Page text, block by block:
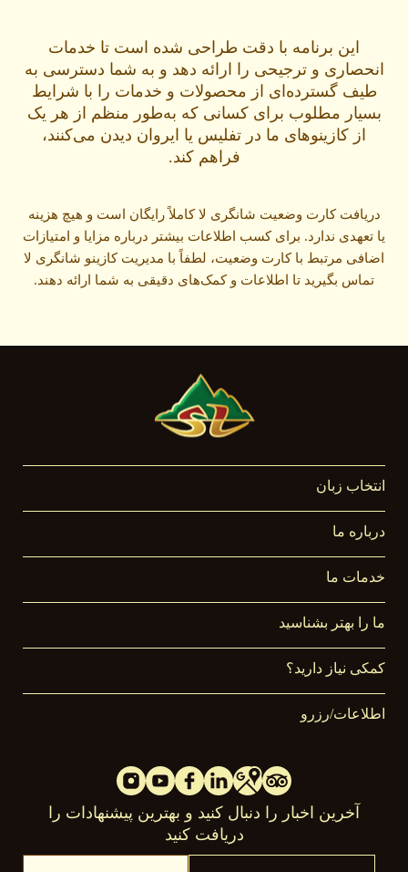
این برنامه با دقت طراحی شده است تا خدمات
انحصاری و ترجیحی را ارائه دهد و به شما دسترسی به
طیف گسترده‌ای از محصولات و خدمات را با شرایط
بسیار مطلوب برای کسانی که به‌طور منظم از هر یک
از کازینوهای ما در تفلیس یا ایروان دیدن می‌کنند،
فراهم کند.
دریافت کارت وضعیت شانگری لا کاملاً رایگان است و هیچ هزینه
یا تعهدی ندارد. برای کسب اطلاعات بیشتر درباره مزایا و امتیازات
اضافی مرتبط با کارت وضعیت، لطفاً با مدیریت کازینو شانگری لا
تماس بگیرید تا اطلاعات و کمک‌های دقیقی به شما ارائه دهند.
انتخاب زبان
درباره ما
خدمات ما
ما را بهتر بشناسید
کمکی نیاز دارید؟
اطلاعات/رزرو
آخرین اخبار را دنبال کنید و بهترین پیشنهادات را
دریافت کنید